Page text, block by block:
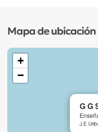
Mapa de ubicación
G G
J.E
+
−